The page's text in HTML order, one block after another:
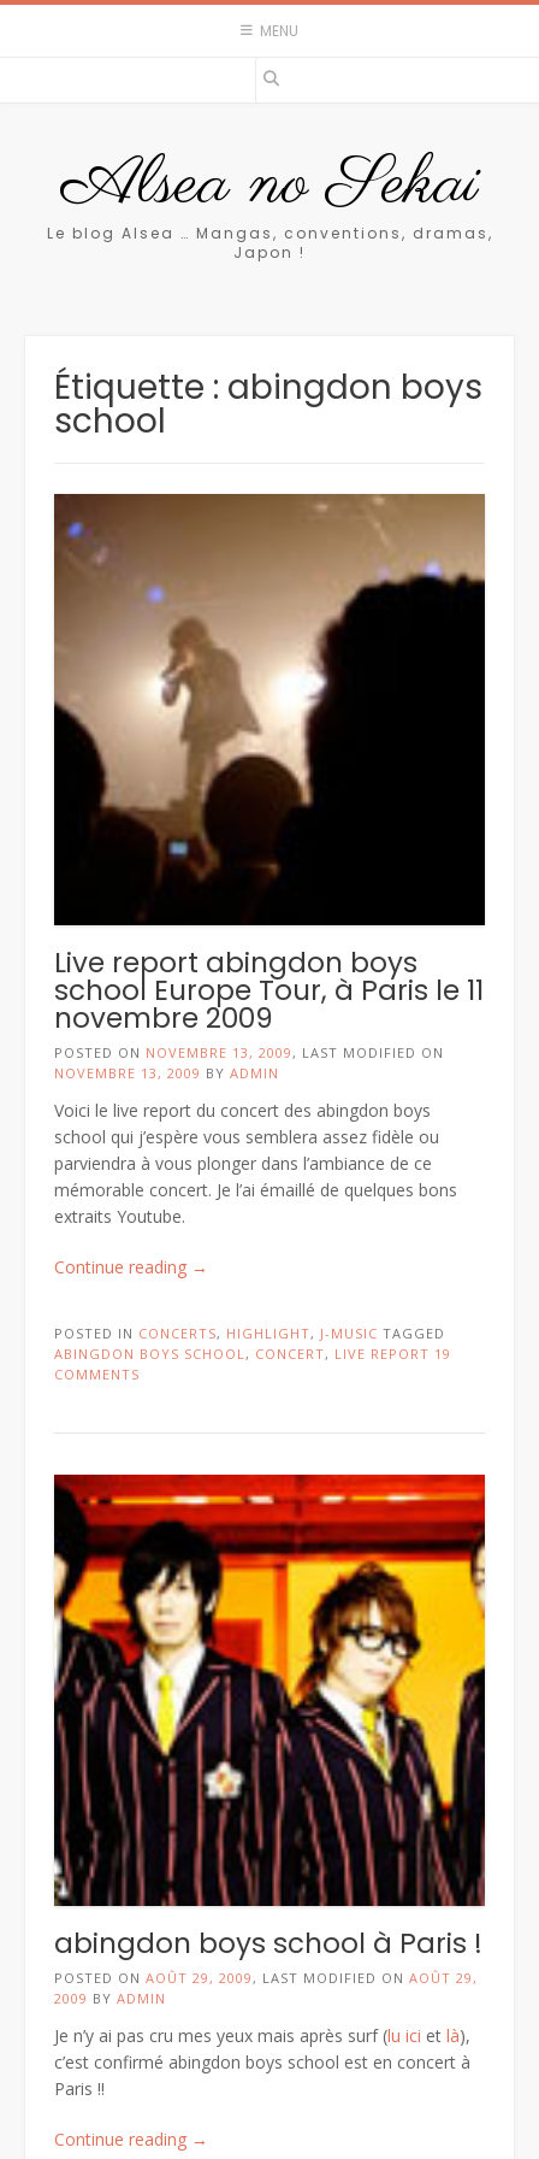
Skip
MENU
Alsea no Sekai
Le blog Alsea … Mangas, conventions, dramas,
Japon !
Étiquette : abingdon boys
school
Live report abingdon boys
school Europe Tour, à Paris le 11
novembre 2009
POSTED ON NOVEMBRE 13, 2009 , LAST MODIFIED ON
NOVEMBRE 13, 2009 BY ADMIN
Voici le live report du concert des abingdon boys
school qui j’espère vous semblera assez fidèle ou
parviendra à vous plonger dans l’ambiance de ce
mémorable concert. Je l’ai émaillé de quelques bons
extraits Youtube.
Continue reading « Live
boys
Paris
le
11
novembre
2009 »
→
POSTED IN CONCERTS, HIGHLIGHT, J-MUSIC TAGGED
ABINGDON BOYS SCHOOL , CONCERT, LIVE REPORT 19
COMMENTS
abingdon boys school à Paris !
POSTED ON AOÛT 29, 2009 , LAST MODIFIED ON AOÛT 29,
2009 BY ADMIN
Je n’y ai pas cru mes yeux mais après surf (lu ici et là),
c’est confirmé abingdon boys school est en concert à
Paris !!
Continue reading « abingdon
→